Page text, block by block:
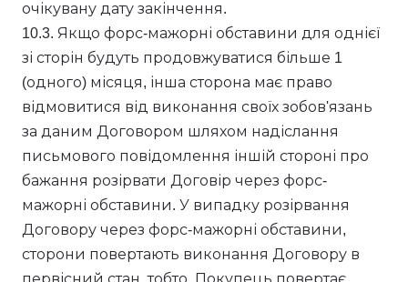
очікувану дату закінчення.
10.3. Якщо форс-мажорні обставини для однієї
зі сторін будуть продовжуватися більше 1
(одного) місяця, інша сторона має право
відмовитися від виконання своїх зобов'язань
за даним Договором шляхом надіслання
письмового повідомлення іншій стороні про
бажання розірвати Договір через форс-
мажорні обставини. У випадку розірвання
Договору через форс-мажорні обставини,
сторони повертають виконання Договору в